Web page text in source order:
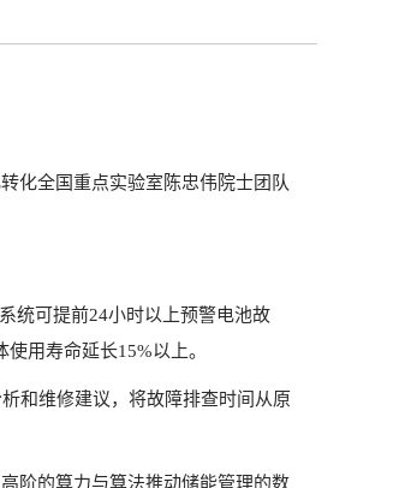
化全国重点实验室陈忠伟院士团队
统可提前24小时以上预警电池故
用寿命延长15%以上。
和维修建议，将故障排查时间从原
阶的算力与算法推动储能管理的数